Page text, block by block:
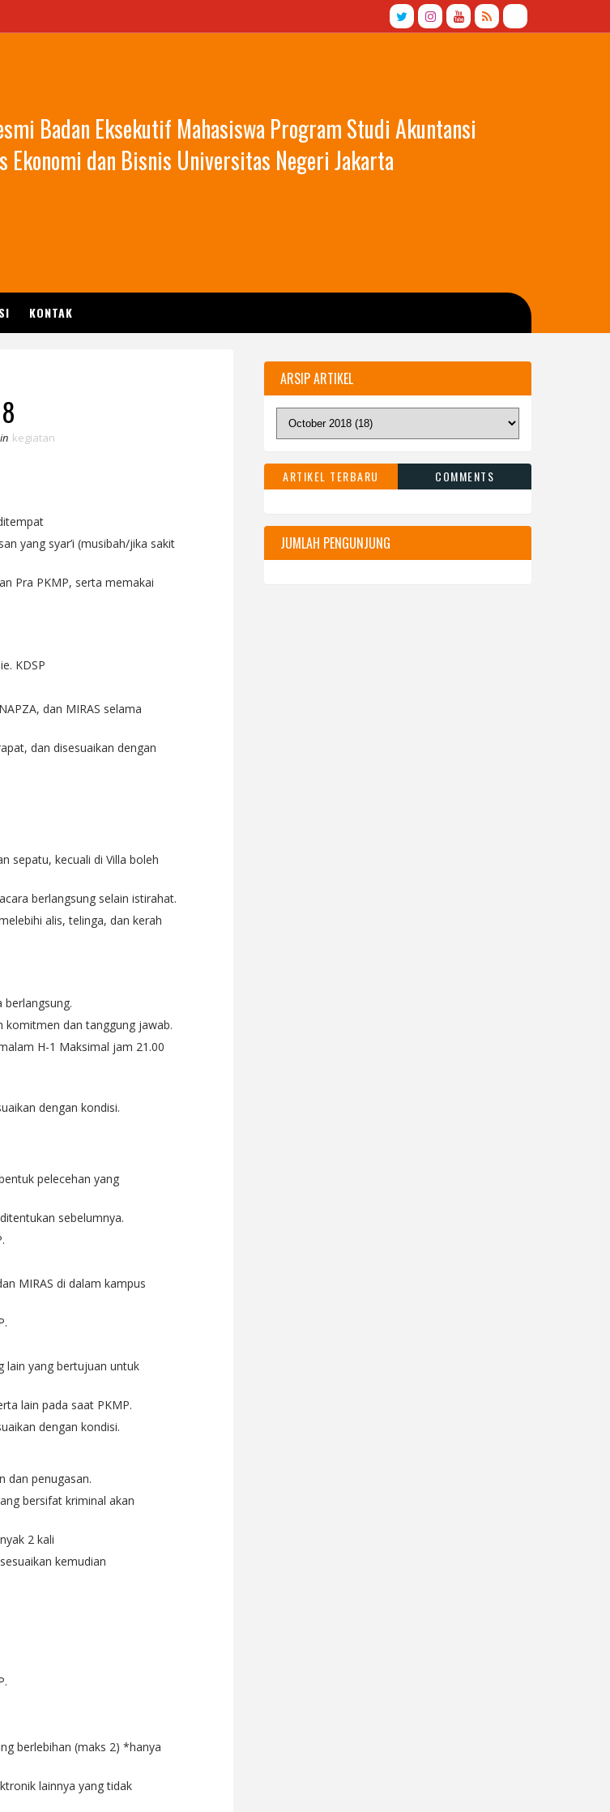
Badan Eksekutif Mahasiswa Program Studi Akuntansi
Ekonomi dan Bisnis Universitas Negeri Jakarta
KONTAK
in kegiatan
yang syar’i (musibah/jika sakit
Pra PKMP, serta memakai
KDSP
dan MIRAS selama
dan disesuaikan dengan
sepatu, kecuali di Villa boleh
berlangsung selain istirahat.
alis, telinga, dan kerah
komitmen dan tanggung jawab.
H-1 Maksimal jam 21.00
dengan kondisi.
pelecehan yang
sebelumnya.
MIRAS di dalam kampus
lain yang bertujuan untuk
lain pada saat PKMP.
dengan kondisi.
dan penugasan.
bersifat kriminal akan
2 kali
kemudian
berlebihan (maks 2) *hanya
lainnya yang tidak
ARSIP ARTIKEL
ARTIKEL TERBARU COMMENTS
JUMLAH PENGUNJUNG